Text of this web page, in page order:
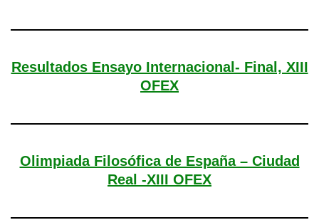
Resultados Ensayo Internacional- Final, XIII
OFEX
Olimpiada Filosófica de España – Ciudad
Real -XIII OFEX